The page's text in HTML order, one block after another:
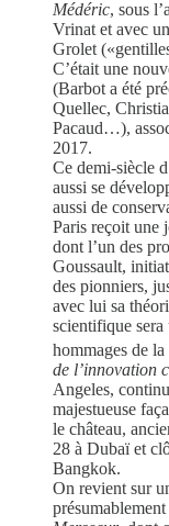
Médéric, sous
Vrinat et avec
Grolet
C’était une
(Barbot a été
Quellec,
Pacaud…),
2017.
Ce demi-siècle
aussi se
aussi de
Paris reçoit une
dont l’un des
Goussault,
des pionniers,
avec lui sa
scientifique sera
hommages de la
de l’innovation
Angeles,
majestueuse
le château,
28 à Dubaï et
Bangkok.
On revient sur